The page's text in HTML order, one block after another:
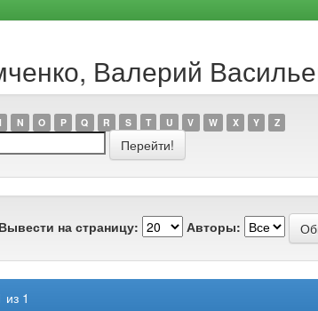
Валерий
N O P Q R S T U V W X Y Z
Вывести на страницу: Авторы:
из 1